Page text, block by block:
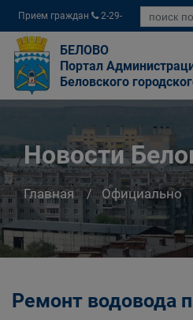
Прием граждан
2-29-
04
БЕЛОВО
Портал
Беловского
Новости
Главная Официально
Ремонт водовода